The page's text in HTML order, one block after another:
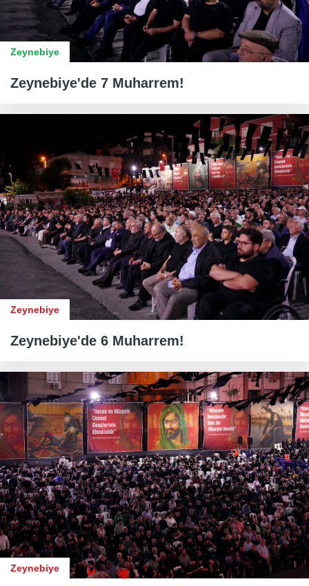
Zeynebiye
Zeynebiye'de 7 Muharrem!
Zeynebiye
Zeynebiye'de 6 Muharrem!
Zeynebiye